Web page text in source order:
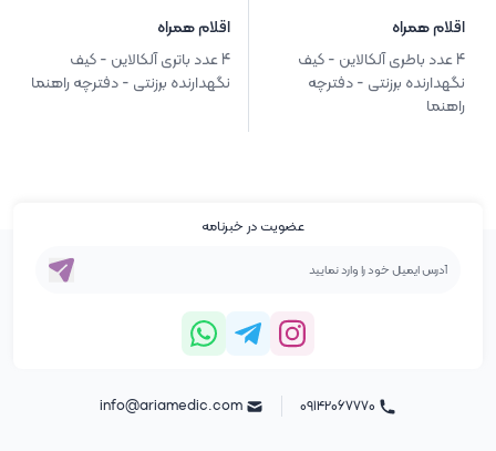
اقلام همراه
4 عدد باطری آلکالاین - کیف
نگهدارنده برزنتی - دفترچه
راهنما
اقلام همراه
4 عدد باتری آلکالاین - کیف
نگهدارنده برزنتی - دفترچه راهنما
عضویت در خبرنامه